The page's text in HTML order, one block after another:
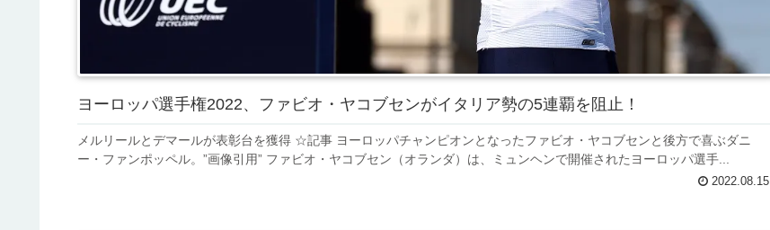
ヨーロッパ選手権2022、ファビオ・ヤコブセンがイタリア勢の5連覇を阻止！
メルリールとデマールが表彰台を獲得 ☆記事 ヨーロッパチャンピオンとなったファビオ・ヤコブセンと後方で喜ぶダニ
ー・ファンポッペル。”画像引用” ファビオ・ヤコブセン（オランダ）は、ミュンヘンで開催されたヨーロッパ選手...
2022.08.15